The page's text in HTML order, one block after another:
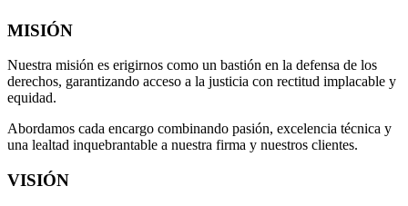
MISIÓN
Nuestra misión es erigirnos como un bastión en la defensa de los
derechos, garantizando acceso a la justicia con rectitud implacable y
equidad.
Abordamos cada encargo combinando pasión, excelencia técnica y
una lealtad inquebrantable a nuestra firma y nuestros clientes.
VISIÓN